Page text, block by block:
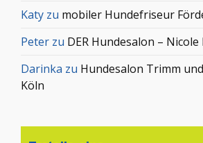
Katy zu mobiler Hundefriseur
Peter zu DER Hundesalon – Nicole
Darinka zu Hundesalon Trimm
Köln